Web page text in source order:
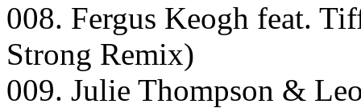
008. Fergus Keogh feat.
Strong Remix)
009. Julie Thompson &